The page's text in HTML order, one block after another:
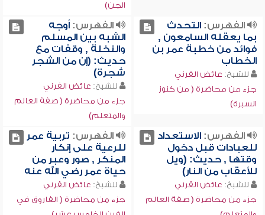
الجن)
الفهرس:التحدث
بما يعقله السامعون ,
فوائد من خطبة عمر بن
الخطاب
للشيخ: عائض القرني
جزء من محاضرة ( من كنوز
السيرة)
الفهرس:أوجه
الشبه بين المسلم
والنخلة , وقفات مع
حديث: (إن من الشجر
شجرة)
للشيخ: عائض القرني
جزء من محاضرة ( صفة العالم
والمتعلم)
الفهرس:الاستعداد
للعبادات قبل دخول
وقتها , حديث: (ويل
للأعقاب من النار)
للشيخ: عائض القرني
جزء من محاضرة ( صفة العالم
الفهرس: تربية عمر
للرعية على إنكار
المنكر , صور وعبر من
حياة عمر رضي الله عنه
للشيخ: عائض القرني
جزء من محاضرة ( الفاروق في